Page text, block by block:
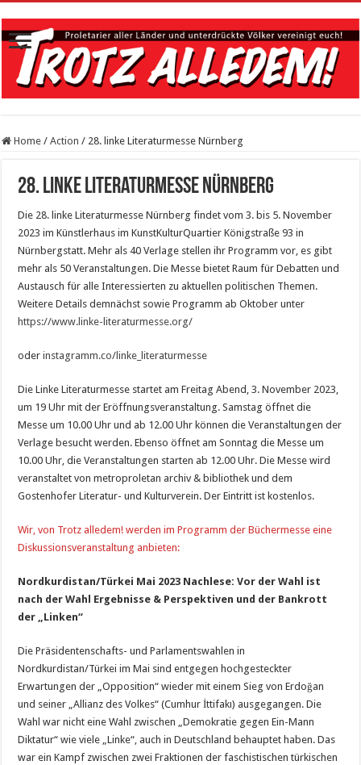
Home / Action / 28. linke Literaturmesse Nürnberg
28. linke Literaturmesse Nürnberg
Die 28. linke Literaturmesse Nürnberg findet vom 3. bis 5. November
2023 im Künstlerhaus im KunstKulturQuartier Königstraße 93 in
Nürnbergstatt. Mehr als 40 Verlage stellen ihr Programm vor, es gibt
mehr als 50 Veranstaltungen. Die Messe bietet Raum für Debatten und
Austausch für alle Interessierten zu aktuellen politischen Themen.
Weitere Details demnächst sowie Programm ab Oktober unter
https://www.linke-literaturmesse.org/
oderinstagramm.co/linke_literaturmesse
Die Linke Literaturmesse startet am Freitag Abend, 3. November 2023,
um 19 Uhr mit der Eröffnungsveranstaltung. Samstag öffnet die
Messe um 10.00 Uhr und ab 12.00 Uhr können die Veranstaltungen der
Verlage besucht werden. Ebenso öffnet am Sonntag die Messe um
10.00 Uhr, die Veranstaltungen starten ab 12.00 Uhr. Die Messe wird
veranstaltet von metroproletan archiv & bibliothek und dem
Gostenhofer Literatur- und Kulturverein. Der Eintritt ist kostenlos.
Wir, von Trotz alledem! werden im Programm der Büchermesse eine
Diskussionsveranstaltung anbieten:
Nordkurdistan/Türkei Mai 2023 Nachlese: Vor der Wahl ist
nach der Wahl Ergebnisse & Perspektiven und der Bankrott
der „Linken“
Die Präsidentenschafts- und Parlamentswahlen in
Nordkurdistan/Türkei im Mai sind entgegen hochgesteckter
Erwartungen der „Opposition“ wieder mit einem Sieg von Erdoğan
und seiner „Allianz des Volkes“ (Cumhur İttifakı) ausgegangen. Die
Wahl war nicht eine Wahl zwischen „Demokratie gegen Ein-Mann
Diktatur“ wie viele „Linke“, auch in Deutschland behauptet haben. Das
war ein Kampf zwischen zwei Fraktionen der faschistischen türkischen